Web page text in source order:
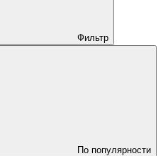
Фильтр
По популярности